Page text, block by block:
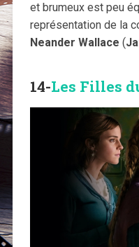
et brumeux est peu
représentation de la
Neander Wallace (
14-Les Filles